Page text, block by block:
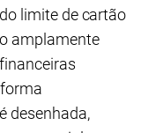
limite de cartão
amplamente
desenhada,